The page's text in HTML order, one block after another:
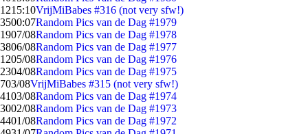
1215:10VrijMiBabes #316 (not very sfw!)
3500:07Random Pics van de Dag #1979
1907/08Random Pics van de Dag #1978
3806/08Random Pics van de Dag #1977
1205/08Random Pics van de Dag #1976
2304/08Random Pics van de Dag #1975
703/08VrijMiBabes #315 (not very sfw!)
4103/08Random Pics van de Dag #1974
3002/08Random Pics van de Dag #1973
4401/08Random Pics van de Dag #1972